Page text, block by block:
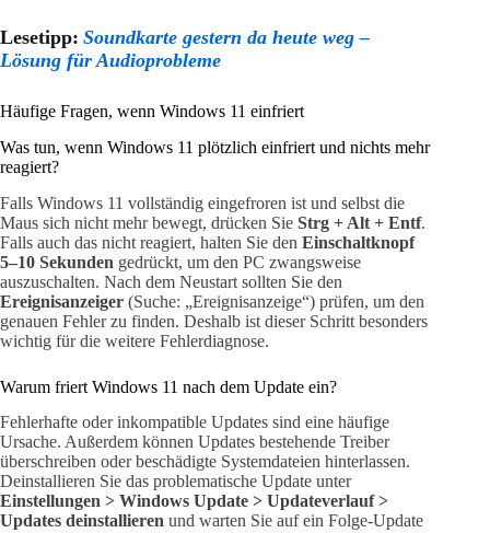
Lesetipp: Soundkarte gestern da heute weg –
Lösung für Audioprobleme
Häufige Fragen, wenn Windows 11 einfriert
Was tun, wenn Windows 11 plötzlich einfriert und nichts mehr
reagiert?
Falls Windows 11 vollständig eingefroren ist und selbst die
Maus sich nicht mehr bewegt, drücken Sie Strg + Alt + Entf.
Falls auch das nicht reagiert, halten Sie den Einschaltknopf
5–10 Sekunden gedrückt, um den PC zwangsweise
auszuschalten. Nach dem Neustart sollten Sie den
Ereignisanzeiger (Suche: „Ereignisanzeige“) prüfen, um den
genauen Fehler zu finden. Deshalb ist dieser Schritt besonders
wichtig für die weitere Fehlerdiagnose.
Warum friert Windows 11 nach dem Update ein?
Fehlerhafte oder inkompatible Updates sind eine häufige
Ursache. Außerdem können Updates bestehende Treiber
überschreiben oder beschädigte Systemdateien hinterlassen.
Deinstallieren Sie das problematische Update unter
Einstellungen > Windows Update > Updateverlauf >
Updates deinstallieren und warten Sie auf ein Folge-Update